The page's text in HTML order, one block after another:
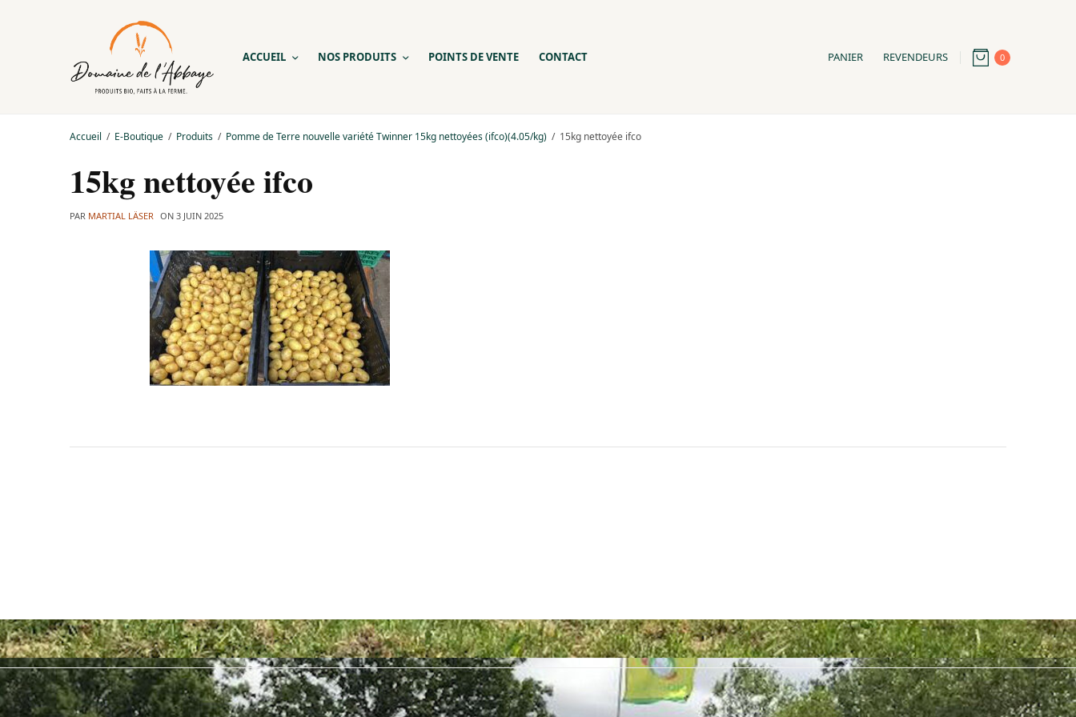
ACCUEIL NOS PRODUITS POINTS DE VENTE CONTACT PANIER REVENDEURS 0
Accueil E-Boutique Produits Pomme de Terre nouvelle variété Twinner 15kg nettoyées (ifco)(4.05/kg) 15kg nettoyée ifco
15kg nettoyée ifco
PAR MARTIAL LÄSER ON 3 JUIN 2025